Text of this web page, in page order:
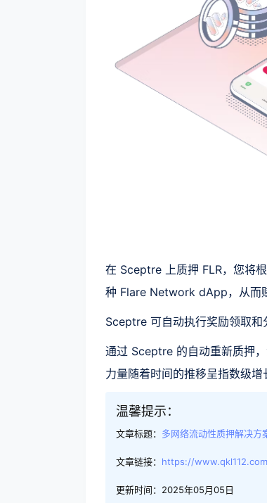
在 Sceptre 上质押 FLR，您将
种 Flare Network dApp，从而
Sceptre 可自动执行奖励领取和
通过 Sceptre 的自动重新质押
力量随着时间的推移呈指数级增
温馨提示：
文章标题： 多网络流动性质押解决方
文章链接： https://
更新时间：2025年05月05日